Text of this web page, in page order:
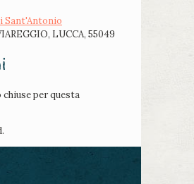
Sant'Antonio
LUCCA, 55049
per questa